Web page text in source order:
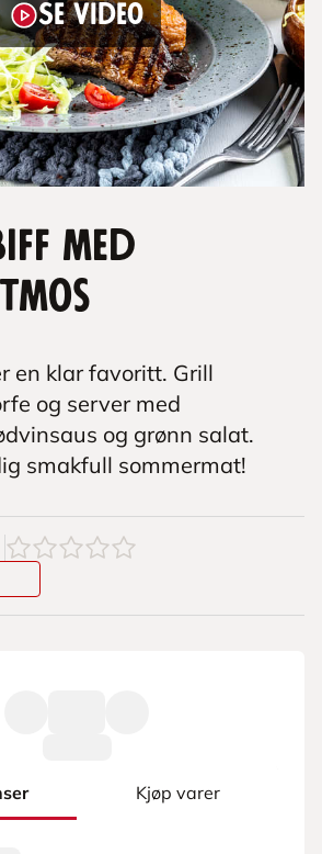
med
en klar favoritt. Grill
og server med
og grønn salat.
smakfull sommermat!
0av5stjerner
Se video
Kjøp varer